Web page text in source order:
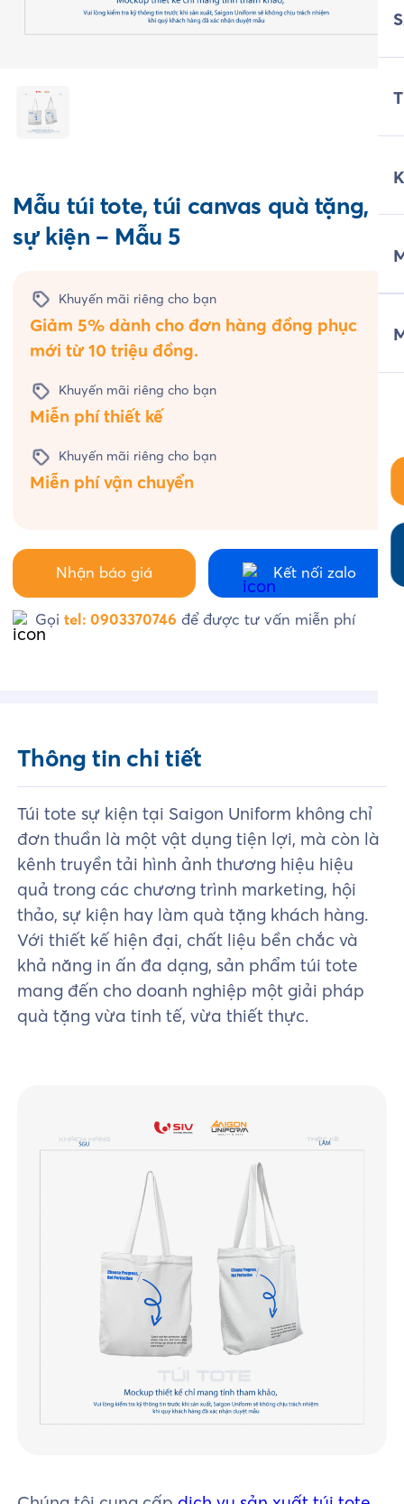
Mẫu túi tote, túi canvas quà tặng,
sự kiện – Mẫu 5
Khuyến mãi riêng cho bạn
Giảm 5% dành cho đơn hàng đồng phục
mới từ 10 triệu đồng.
Khuyến mãi riêng cho bạn
Miễn phí thiết kế
Khuyến mãi riêng cho bạn
Miễn phí vận chuyển
Nhận báo giá Kết nối zalo
Gọitel: 0903370746 để được tư vấn miễn phí
Thông tin chi tiết
Túi tote sự kiện tại Saigon Uniform không chỉ
đơn thuần là một vật dụng tiện lợi, mà còn là
kênh truyền tải hình ảnh thương hiệu hiệu
quả trong các chương trình marketing, hội
thảo, sự kiện hay làm quà tặng khách hàng.
Với thiết kế hiện đại, chất liệu bền chắc và
khả năng in ấn đa dạng, sản phẩm túi tote
mang đến cho doanh nghiệp một giải pháp
quà tặng vừa tinh tế, vừa thiết thực.